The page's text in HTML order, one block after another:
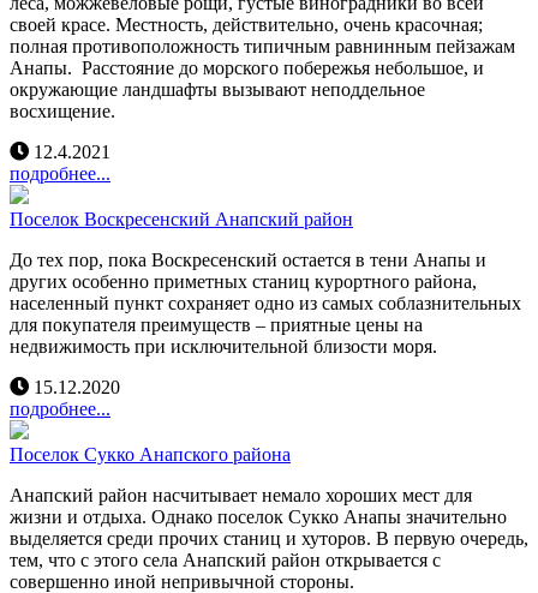
своей красе. Местность, действительно, очень красочная;
полная противоположность типичным равнинным пейзажам
Анапы. Расстояние до морского побережья небольшое, и
окружающие ландшафты вызывают неподдельное
восхищение.
12.4.2021
подробнее...
Поселок Воскресенский Анапский район
До тех пор, пока Воскресенский остается в тени Анапы и
других особенно приметных станиц курортного района,
населенный пункт сохраняет одно из самых соблазнительных
для покупателя преимуществ – приятные цены на
недвижимость при исключительной близости моря.
15.12.2020
подробнее...
Поселок Сукко Анапского района
Анапский район насчитывает немало хороших мест для
жизни и отдыха. Однако поселок Сукко Анапы значительно
выделяется среди прочих станиц и хуторов. В первую очередь,
тем, что с этого села Анапский район открывается с
совершенно иной непривычной стороны.